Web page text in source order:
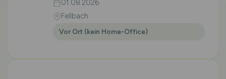
01.08.2026
Fellbach
Vor Ort (kein Home-Office)